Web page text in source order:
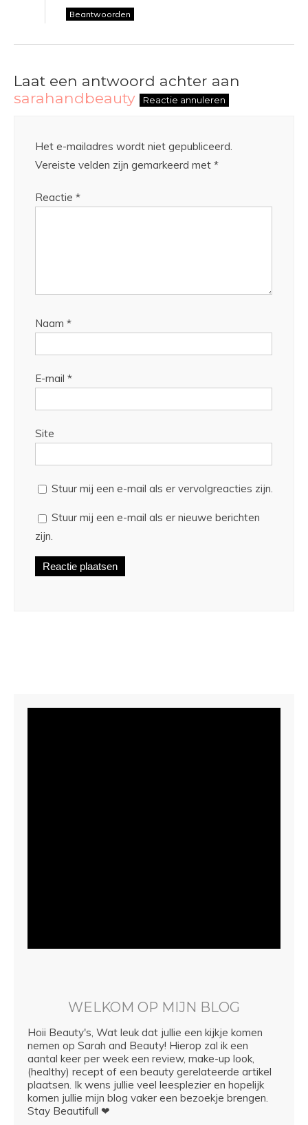
Beantwoorden
Laat een antwoord achter aan
sarahandbeauty
Reactie annuleren
Het e-mailadres wordt niet gepubliceerd.
Vereiste velden zijn gemarkeerd met *
Reactie *
Naam *
E-mail *
Site
Stuur mij een e-mail als er vervolgreacties zijn.
Stuur mij een e-mail als er nieuwe berichten
zijn.
WELKOM OP MIJN BLOG
Hoii Beauty's, Wat leuk dat jullie een kijkje komen
nemen op Sarah and Beauty! Hierop zal ik een
aantal keer per week een review, make-up look,
(healthy) recept of een beauty gerelateerde artikel
plaatsen. Ik wens jullie veel leesplezier en hopelijk
komen jullie mijn blog vaker een bezoekje brengen.
Stay Beautifull ❤